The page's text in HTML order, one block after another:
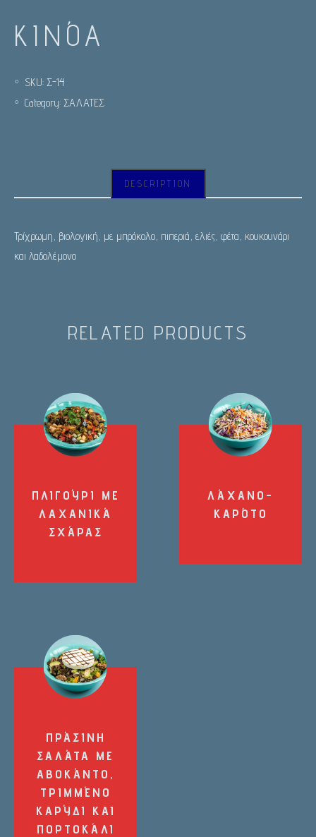
ΚΙΝΌΑ
SKU: Σ-14
Category: ΣΑΛΑΤΕΣ
DESCRIPTION
Τρίχρωμη, βιολογική, με μπρόκολο, πιπεριά, ελιές, φέτα, κουκουνάρι
και λαδολέμονο
RELATED PRODUCTS
ΠΛΙΓΟΎΡΙ ΜΕ
ΛΑΧΑΝΙΚΆ
ΣΧΆΡΑΣ
ΛΆΧΑΝΟ-
ΚΑΡΌΤΟ
ΠΡΆΣΙΝΗ
ΣΑΛΆΤΑ ΜΕ
ΑΒΟΚΆΝΤΟ,
ΤΡΙΜΜΈΝΟ
ΚΑΡΎΔΙ ΚΑΙ
ΠΟΡΤΟΚΆΛΙ